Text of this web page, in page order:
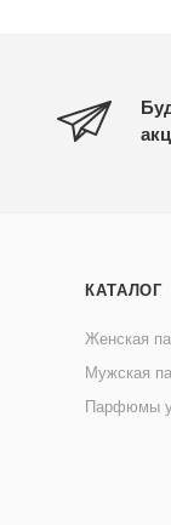
КАТАЛОГ
Женская
Мужская
Парфюмы